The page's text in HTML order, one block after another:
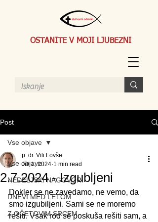
OSTANITE V MOJI LJUBEZNI
Post
Vse objave
NEDELJSKI NAGOVORI
DNEVI MED LETOM
Z OČETOVIM SRCEM
Vse objave
2.7.2024 - Izgubljeni
p. dr. Vili Lovše
Jul 1, 2024 1 min read
Dokler se ne zavedamo, ne vemo, da
smo izgubiljeni. Sami se ne moremo
rešiti. Vsak rod se poskuša rešiti sam, a